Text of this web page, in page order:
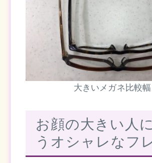
大きいメガネ比較幅
お顔の大きい人
うオシャレなフ